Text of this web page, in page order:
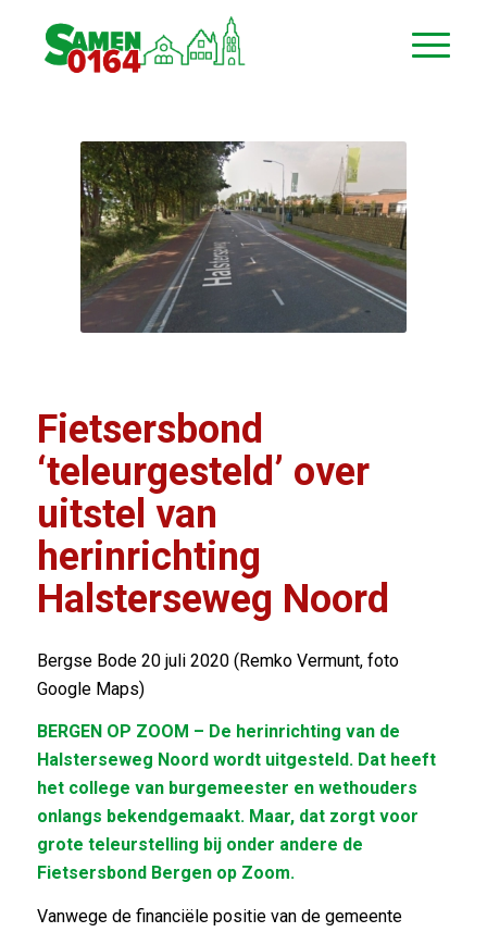
Fietsersbond
‘teleurgesteld’ over
uitstel van
herinrichting
Halsterseweg Noord
Bergse Bode 20 juli 2020 (Remko Vermunt, foto
Google Maps)
BERGEN OP ZOOM – De herinrichting van de
Halsterseweg Noord wordt uitgesteld. Dat heeft
het college van burgemeester en wethouders
onlangs bekendgemaakt. Maar, dat zorgt voor
grote teleurstelling bij onder andere de
Fietsersbond Bergen op Zoom.
Vanwege de financiële positie van de gemeente